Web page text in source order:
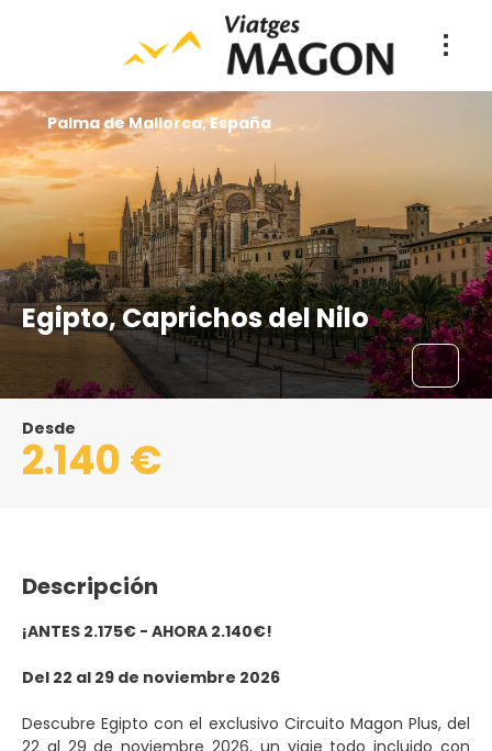
Egipto, Caprichos del Nilo
Palma de Mallorca, España
Desde
2.140 €
Descripción
¡ANTES 2.175€ - AHORA 2.140€!
Del 22 al 29 de noviembre 2026
Descubre Egipto con el exclusivo Circuito Magon Plus, del
22 al 29 de noviembre 2026, un viaje todo incluido con